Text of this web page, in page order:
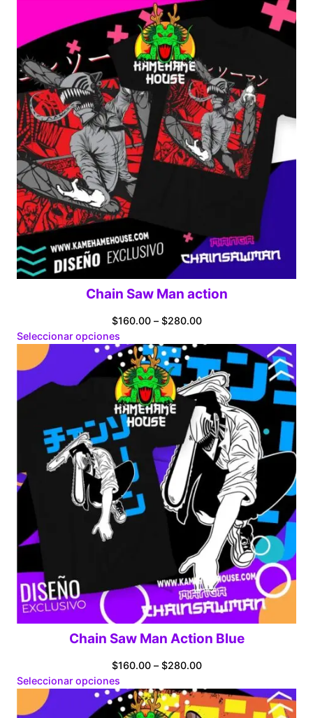
Chain Saw Man action
$160.00 – $280.00Price
$160.00
through
$280.00
Seleccionar opciones
Chain Saw Man Action Blue
$160.00 – $280.00Price
$160.00
through
Seleccionar opciones